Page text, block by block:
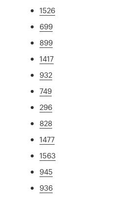
1526
699
899
1417
932
749
296
828
1477
1563
945
936